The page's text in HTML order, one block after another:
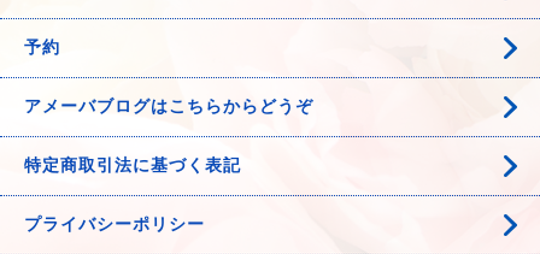
予約
アメーバブログはこちらからどうぞ
特定商取引法に基づく表記
プライバシーポリシー